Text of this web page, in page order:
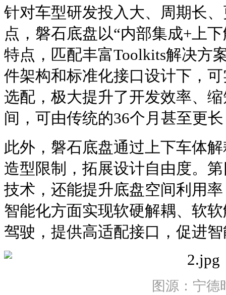
针对车型研发投入大、周期长
点，磐石底盘以“内部集成+上
特点，匹配丰富Toolkits解决方
件架构和标准化接口设计下，
选配，极大提升了开发效率、
间，可由传统的36个月甚至更
此外，磐石底盘通过上下车体
造型限制，拓展设计自由度。
技术，还能提升底盘空间利用
智能化方面实现软硬解耦、软
驾驶，提供高适配接口，促进
图源：宁德